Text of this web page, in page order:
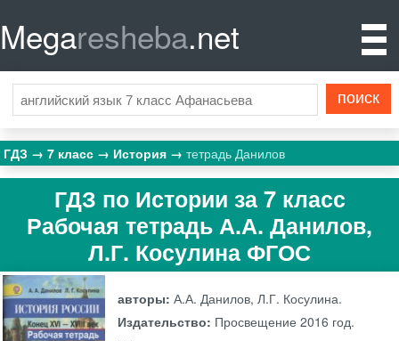
Megaresheba.net
ГДЗ 7 класс История тетрадь Данилов
ГДЗ по Истории за 7 класс
Рабочая тетрадь А.А. Данилов,
Л.Г. Косулина ФГОС
авторы:А.А. Данилов, Л.Г. Косулина.
Издательство: Просвещение 2016 год.